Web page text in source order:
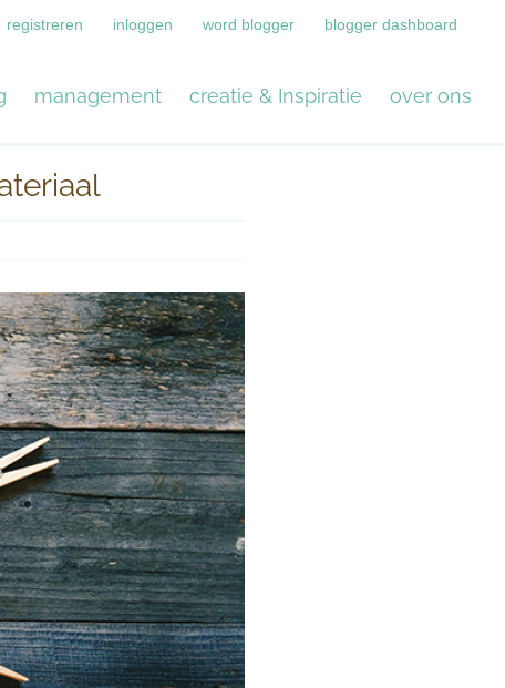
registreren inloggen word blogger blogger dashboard
management creatie & Inspiratie over ons